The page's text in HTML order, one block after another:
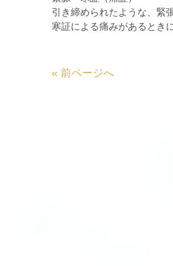
引き締められたような、緊
寒証による痛みがあるとき
« 前ページへ